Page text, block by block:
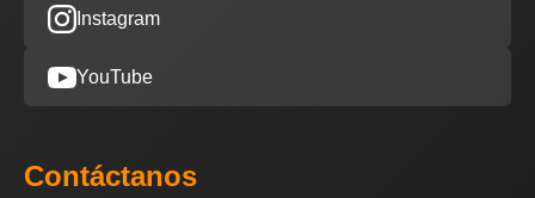
Instagram
YouTube
Contáctanos